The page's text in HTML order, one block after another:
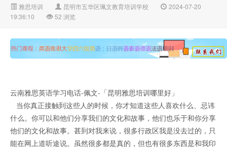
雅思培训 昆明市五华区珮文教育培训学校
2024-07-20
19:36:10
52 浏览
云南雅思英语学习电话-佩文-「昆明雅思培训哪里好」
当你真正接触到这些人的时候，你才知道这些人喜欢什么、忌讳
什么。你可以和他们分享我们的文化和故事，他们也乐于和你分享
他们的文化和故事。甚到对我来说，很多行政区我是没去过的，只
能在网上道听途说。虽然很多都是真的，但也有很多东西是和我印